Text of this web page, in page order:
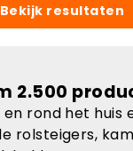
Bekijk resultaten
2.500
rond het huis
rolsteigers,